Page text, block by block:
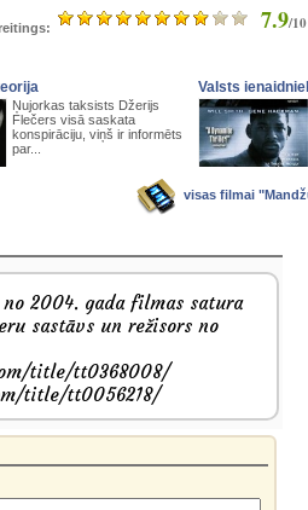
7.9/10
Ņujorkas taksists Džerijs
Flečers visā saskata
konspirāciju, viņš ir informēts
par...
Valsts
visas filmai
2004. gada filmas satura
sastāvs un režisors no
title/tt0368008/
title/tt0056218/